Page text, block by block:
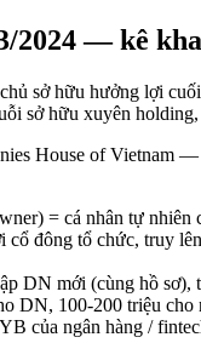
2024 — kê
sở hữu hưởng lợi
sở hữu xuyên
House of Vietnam
= cá nhân tự
cổ đông tổ chức, truy
DN mới (cùng hồ
DN, 100-200 triệu
của ngân hàng /